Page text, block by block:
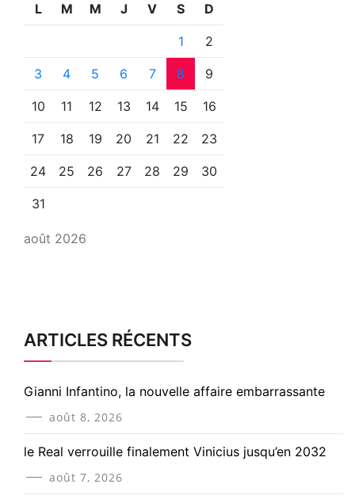
août 2026
L M M J V S D
1 2
3 4 5 6 7 8 9
10 11 12 13 14 15 16
17 18 19 20 21 22 23
24 25 26 27 28 29 30
31
ARTICLES RÉCENTS
Gianni Infantino, la nouvelle affaire embarrassante
août 8, 2026
le Real verrouille finalement Vinicius jusqu’en 2032
août 7, 2026